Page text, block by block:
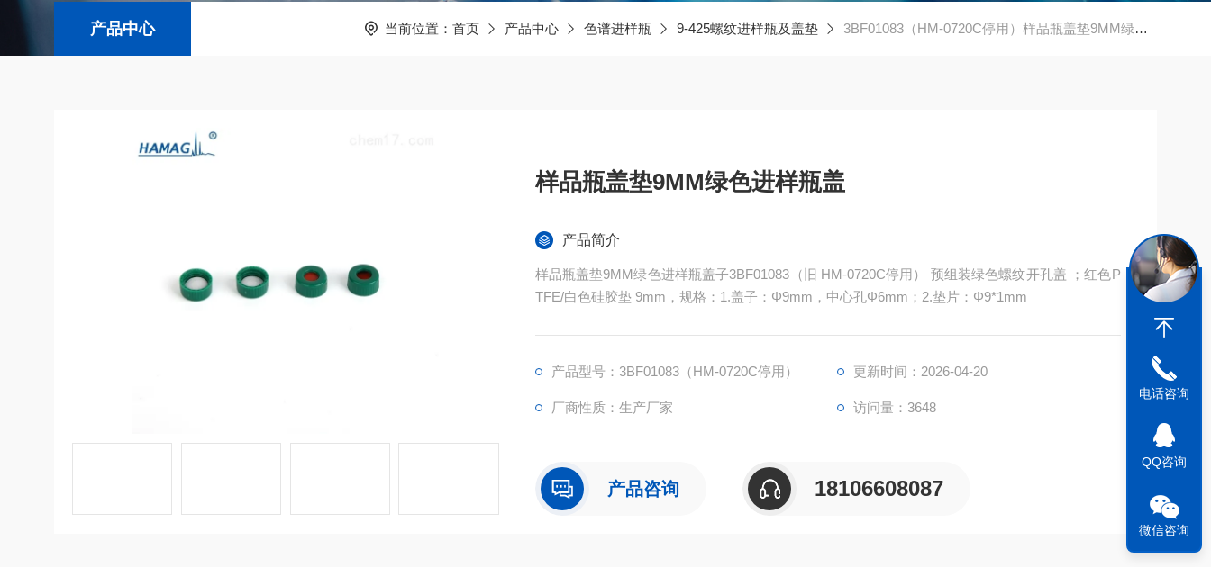
产品中心 当前位置： 首页 产品中心 色谱进样瓶 9-425螺纹进样瓶及盖垫 3BF01083（HM-0720C停用）样品瓶盖垫9MM绿色进样瓶盖
样品瓶盖垫9MM绿色进样瓶盖
产品简介
样品瓶盖垫9MM绿色进样瓶盖子3BF01083（旧 HM-0720C停用） 预组装绿色螺纹开孔盖 ；红色P
TFE/白色硅胶垫 9mm，规格：1.盖子：Φ9mm，中心孔Φ6mm；2.垫片：Φ9*1mm
产品型号：3BF01083（HM-0720C停用） 更新时间：2026-04-20
厂商性质：生产厂家 访问量：3648
产品咨询 18106608087
电话咨询
QQ咨询
微信咨询